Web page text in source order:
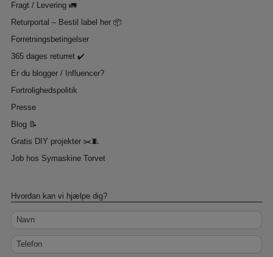
Fragt / Levering 🚛
Returportal – Bestil label her 📦
Forretningsbetingelser
365 dages returret ✔️
Er du blogger / Influencer?
Fortrolighedspolitik
Presse
Blog 📝
Gratis DIY projekter ✂️🧵
Job hos Symaskine Torvet
Hvordan kan vi hjælpe dig?
Navn
Telefon